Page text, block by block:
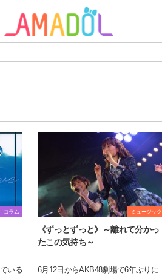
コラム
いる
ミュージック
《ずっとずっと》～離れて分かっ
たこの気持ち～
6月12日からAKB48劇場で6年ぶりに